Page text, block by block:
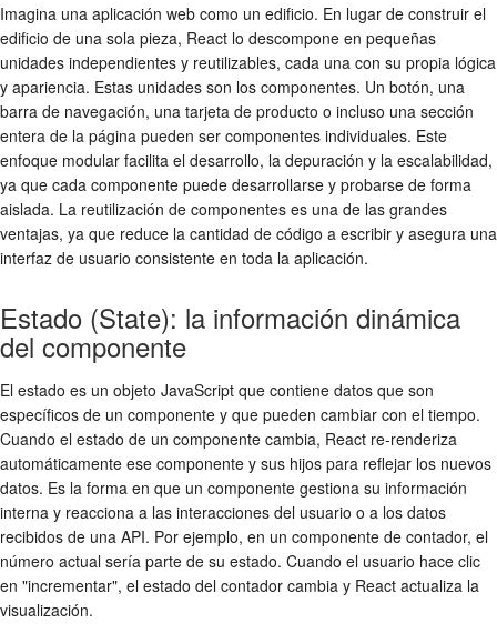
Imagina una aplicación web como un edificio. En lugar de construir el
edificio de una sola pieza, React lo descompone en pequeñas
unidades independientes y reutilizables, cada una con su propia lógica
y apariencia. Estas unidades son los componentes. Un botón, una
barra de navegación, una tarjeta de producto o incluso una sección
entera de la página pueden ser componentes individuales. Este
enfoque modular facilita el desarrollo, la depuración y la escalabilidad,
ya que cada componente puede desarrollarse y probarse de forma
aislada. La reutilización de componentes es una de las grandes
ventajas, ya que reduce la cantidad de código a escribir y asegura una
interfaz de usuario consistente en toda la aplicación.
Estado (State): la información dinámica
del componente
El estado es un objeto JavaScript que contiene datos que son
específicos de un componente y que pueden cambiar con el tiempo.
Cuando el estado de un componente cambia, React re-renderiza
automáticamente ese componente y sus hijos para reflejar los nuevos
datos. Es la forma en que un componente gestiona su información
interna y reacciona a las interacciones del usuario o a los datos
recibidos de una API. Por ejemplo, en un componente de contador, el
número actual sería parte de su estado. Cuando el usuario hace clic
en "incrementar", el estado del contador cambia y React actualiza la
visualización.